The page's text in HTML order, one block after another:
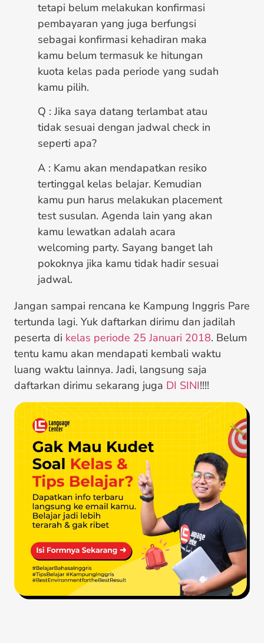
tetapi belum melakukan konfirmasi
pembayaran yang juga berfungsi
sebagai konfirmasi kehadiran maka
kamu belum termasuk ke hitungan
kuota kelas pada periode yang sudah
kamu pilih.
Q : Jika saya datang terlambat atau
tidak sesuai dengan jadwal check in
seperti apa?
A : Kamu akan mendapatkan resiko
tertinggal kelas belajar. Kemudian
kamu pun harus melakukan placement
test susulan. Agenda lain yang akan
kamu lewatkan adalah acara
welcoming party. Sayang banget lah
pokoknya jika kamu tidak hadir sesuai
jadwal.
Jangan sampai rencana ke Kampung Inggris Pare
tertunda lagi. Yuk daftarkan dirimu dan jadilah
peserta di kelas periode 25 Januari 2018. Belum
tentu kamu akan mendapati kembali waktu
luang waktu lainnya. Jadi, langsung saja
daftarkan dirimu sekarang juga DI SINI!!!!